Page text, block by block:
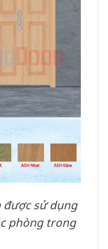
được sử dụng
phòng trong